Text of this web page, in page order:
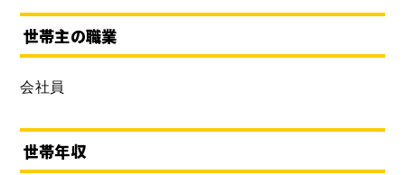
世帯主の職業
会社員
世帯年収